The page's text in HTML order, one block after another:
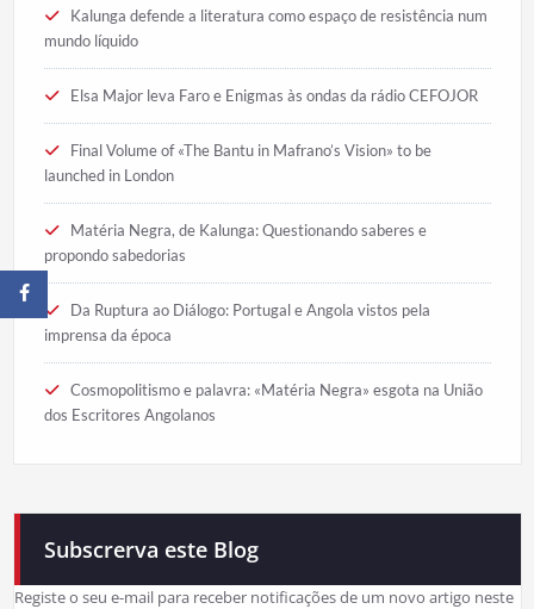
Kalunga defende a literatura como espaço de resistência num
mundo líquido
Elsa Major leva Faro e Enigmas às ondas da rádio CEFOJOR
Final Volume of «The Bantu in Mafrano’s Vision» to be
launched in London
Matéria Negra, de Kalunga: Questionando saberes e
propondo sabedorias
Da Ruptura ao Diálogo: Portugal e Angola vistos pela
imprensa da época
Cosmopolitismo e palavra: «Matéria Negra» esgota na União
dos Escritores Angolanos
Subscrerva este Blog
Registe o seu e-mail para receber notificações de um novo artigo neste